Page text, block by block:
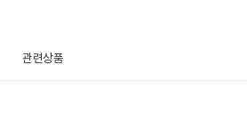
관련상품